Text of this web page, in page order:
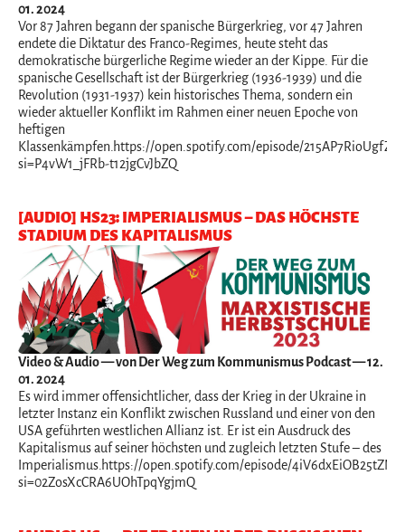
01. 2024
Vor 87 Jahren begann der spanische Bürgerkrieg, vor 47 Jahren
endete die Diktatur des Franco-Regimes, heute steht das
demokratische bürgerliche Regime wieder an der Kippe. Für die
spanische Gesellschaft ist der Bürgerkrieg (1936-1939) und die
Revolution (1931-1937) kein historisches Thema, sondern ein
wieder aktueller Konflikt im Rahmen einer neuen Epoche von
heftigen
Klassenkämpfen.https://open.spotify.com/episode/
si=P4vW1_jFRb-t12jgCvJbZQ
[AUDIO] HS23: IMPERIALISMUS – DAS HÖCHSTE
STADIUM DES KAPITALISMUS
Video & Audio— von Der Weg zum Kommunismus Podcast — 12.
01. 2024
Es wird immer offensichtlicher, dass der Krieg in der Ukraine in
letzter Instanz ein Konflikt zwischen Russland und einer von den
USA geführten westlichen Allianz ist. Er ist ein Ausdruck des
Kapitalismus auf seiner höchsten und zugleich letzten Stufe – des
Imperialismus.https://open.spotify.com/episode/
si=02ZosXcCRA6UOhTpqYgjmQ